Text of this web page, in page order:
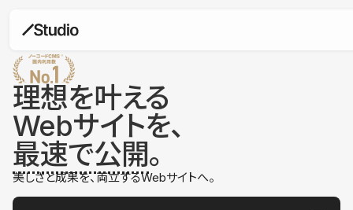
理想を叶える
Webサイトを、
最速で公開。
美しさと成果を、両立するWebサイトへ。